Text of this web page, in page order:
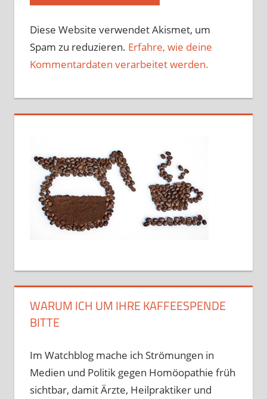
Diese Website verwendet Akismet, um
Spam zu reduzieren. Erfahre, wie deine
Kommentardaten verarbeitet werden.
WARUM ICH UM IHRE KAFFEESPENDE
BITTE
Im Watchblog mache ich Strömungen in
Medien und Politik gegen Homöopathie früh
sichtbar, damit Ärzte, Heilpraktiker und